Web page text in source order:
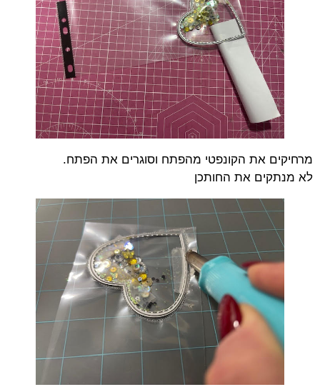
מרחיקים את הקונפטי מהפתח וסוגרים את הפתח.
לא מנתקים את החותכן